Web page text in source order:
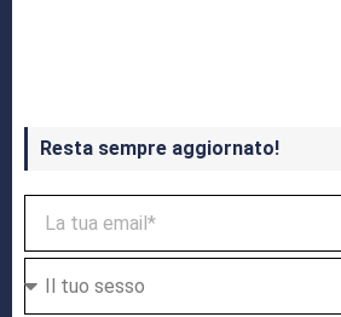
Resta sempre aggiornato!